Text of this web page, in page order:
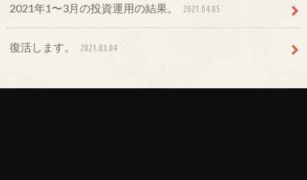
2021年1〜3月の投資運用の結果。 2021.04.05
復活します。 2021.03.04